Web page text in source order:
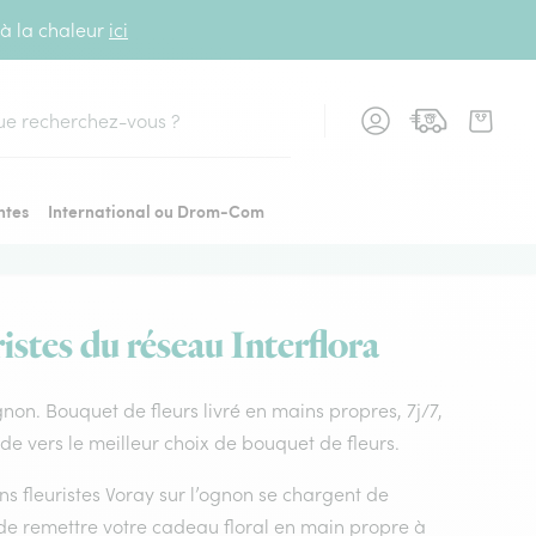
la chaleur ici
International ou Drom-Com
du réseau Interflora
Bouquet de fleurs livré en mains propres, 7j/7,
vers le meilleur choix de bouquet de fleurs.
fleuristes Voray sur l’ognon se chargent de
remettre votre cadeau floral en main propre à